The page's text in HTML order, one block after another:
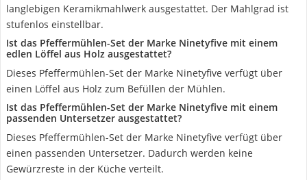
langlebigen Keramikmahlwerk ausgestattet. Der Mahlgrad ist
stufenlos einstellbar.
Ist das Pfeffermühlen-Set der Marke Ninetyfive mit einem
edlen Löffel aus Holz ausgestattet?
Dieses Pfeffermühlen-Set der Marke Ninetyfive verfügt über
einen Löffel aus Holz zum Befüllen der Mühlen.
Ist das Pfeffermühlen-Set der Marke Ninetyfive mit einem
passenden Untersetzer ausgestattet?
Dieses Pfeffermühlen-Set der Marke Ninetyfive verfügt über
einen passenden Untersetzer. Dadurch werden keine
Gewürzreste in der Küche verteilt.